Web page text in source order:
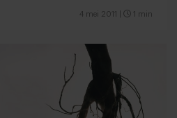
4 mei 2011 1 min